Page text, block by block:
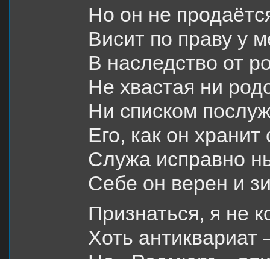
Но он не
Висит по праву у
В наследство от
Не хвастая ни
Ни списком
Его, как он хранит
Служа исправно
Себе он верен и
Признаться, я не
Хоть антиквариат